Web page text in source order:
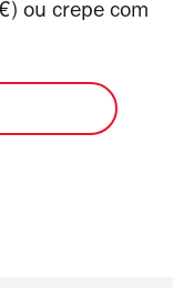
ou crepe com